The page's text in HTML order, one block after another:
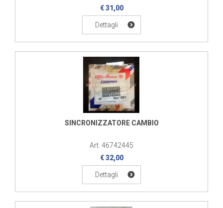
€ 31,00
Dettagli
SINCRONIZZATORE CAMBIO
Art. 46742445
€ 32,00
Dettagli